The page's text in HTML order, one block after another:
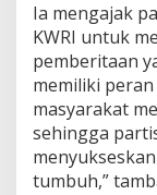
Ia mengajak
KWRI untuk
pemberitaan
memiliki
masyarakat
sehingga
tumbuh,”